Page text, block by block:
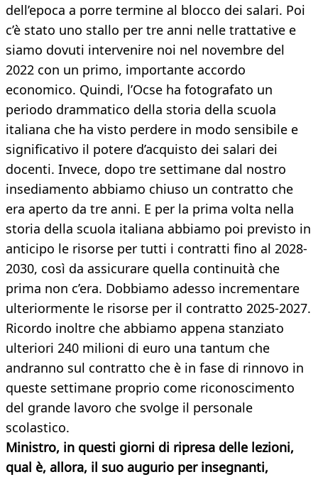
dell’epoca a porre termine al blocco dei salari. Poi
c’è stato uno stallo per tre anni nelle trattative e
siamo dovuti intervenire noi nel novembre del
2022 con un primo, importante accordo
economico. Quindi, l’Ocse ha fotografato un
periodo drammatico della storia della scuola
italiana che ha visto perdere in modo sensibile e
significativo il potere d’acquisto dei salari dei
docenti. Invece, dopo tre settimane dal nostro
insediamento abbiamo chiuso un contratto che
era aperto da tre anni. E per la prima volta nella
storia della scuola italiana abbiamo poi previsto in
anticipo le risorse per tutti i contratti fino al 2028-
2030, così da assicurare quella continuità che
prima non c’era. Dobbiamo adesso incrementare
ulteriormente le risorse per il contratto 2025-2027.
Ricordo inoltre che abbiamo appena stanziato
ulteriori 240 milioni di euro una tantum che
andranno sul contratto che è in fase di rinnovo in
queste settimane proprio come riconoscimento
del grande lavoro che svolge il personale
scolastico.
Ministro, in questi giorni di ripresa delle lezioni,
qual è, allora, il suo augurio per insegnanti,